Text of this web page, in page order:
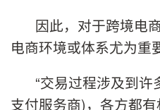
因此，对于跨境电
电商环境或体系尤为重
“交易过程涉及到许
支付服务商)，各方都